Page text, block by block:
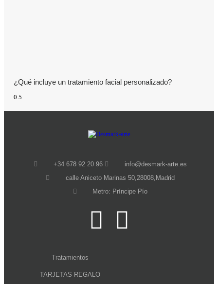
¿Qué incluye un tratamiento facial personalizado?
+34 678 92 20 96
info@desmark-arte.es
calle Aniceto Marinas 50,28008,Madrid
Metro: Príncipe Pío
Tratamientos
TARJETAS REGALO